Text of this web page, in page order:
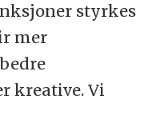
styrkes
mer
kreative. Vi